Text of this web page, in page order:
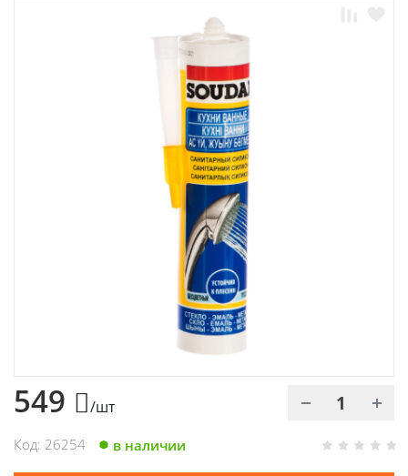
549 /шт
Код: 26254 в наличии